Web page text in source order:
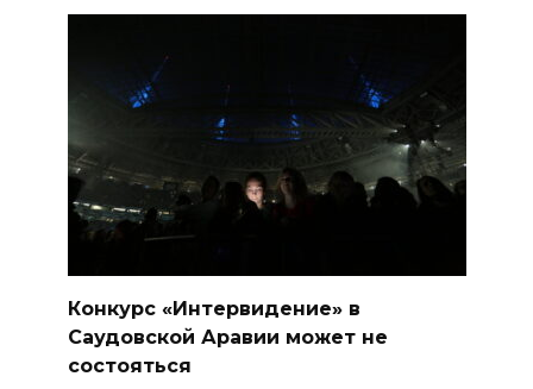
Конкурс «Интервидение» в
Саудовской Аравии может не
состояться